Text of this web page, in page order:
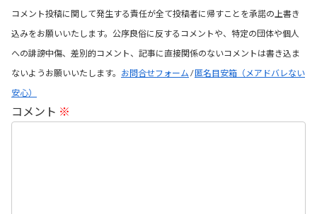
コメント投稿に関して発生する責任が全て投稿者に帰すことを承諾の上書き
込みをお願いいたします。公序良俗に反するコメントや、特定の団体や個人
への誹謗中傷、差別的コメント、記事に直接関係のないコメントは書き込ま
ないようお願いいたします。 お問合せフォーム /匿名目安箱（メアドバレない
安心）
コメント ※